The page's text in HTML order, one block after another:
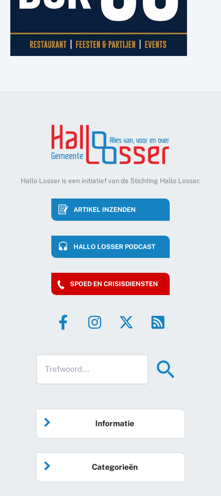
Hallo Losser is een initiatief van de Stichting Hallo Losser.
ARTIKEL INZENDEN
HALLO LOSSER PODCAST
SPOED EN CRISISDIENSTEN
Informatie
Home
Categorieën